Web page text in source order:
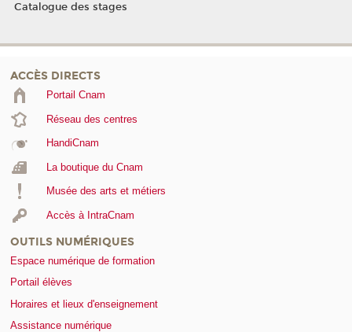
Catalogue des stages
ACCÈS DIRECTS
Portail Cnam
Réseau des centres
HandiCnam
La boutique du Cnam
Musée des arts et métiers
Accès à IntraCnam
OUTILS NUMÉRIQUES
Espace numérique de formation
Portail élèves
Horaires et lieux d'enseignement
Assistance numérique